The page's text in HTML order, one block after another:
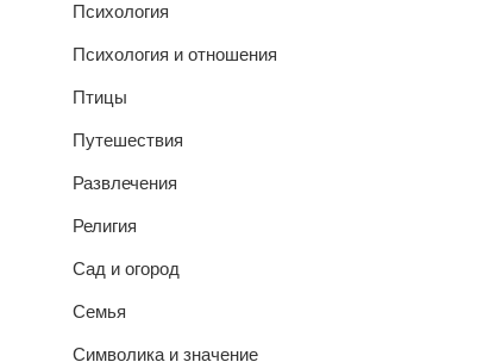
Психология
Психология и отношения
Птицы
Путешествия
Развлечения
Религия
Сад и огород
Семья
Символика и значение